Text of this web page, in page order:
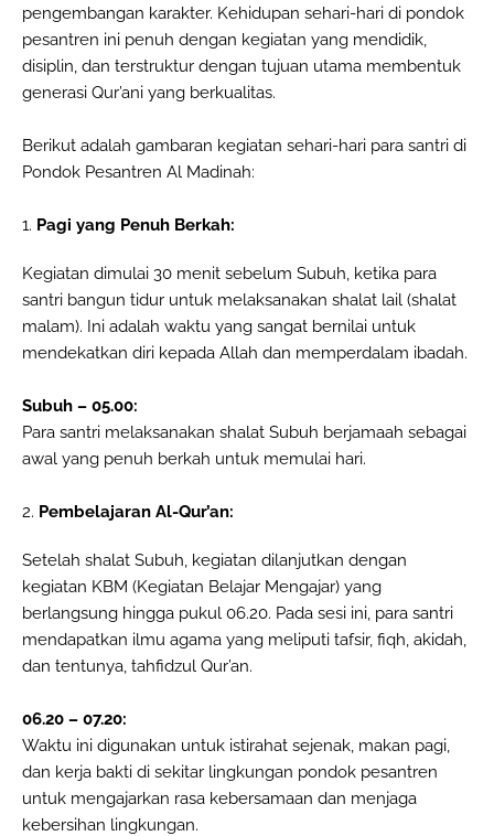
pengembangan karakter. Kehidupan sehari-hari di pondok
pesantren ini penuh dengan kegiatan yang mendidik,
disiplin, dan terstruktur dengan tujuan utama membentuk
generasi Qur’ani yang berkualitas.
Berikut adalah gambaran kegiatan sehari-hari para santri di
Pondok Pesantren Al Madinah:
1. Pagi yang Penuh Berkah:
Kegiatan dimulai 30 menit sebelum Subuh, ketika para
santri bangun tidur untuk melaksanakan shalat lail (shalat
malam). Ini adalah waktu yang sangat bernilai untuk
mendekatkan diri kepada Allah dan memperdalam ibadah.
Subuh – 05.00:
Para santri melaksanakan shalat Subuh berjamaah sebagai
awal yang penuh berkah untuk memulai hari.
2. Pembelajaran Al-Qur’an:
Setelah shalat Subuh, kegiatan dilanjutkan dengan
kegiatan KBM (Kegiatan Belajar Mengajar) yang
berlangsung hingga pukul 06.20. Pada sesi ini, para santri
mendapatkan ilmu agama yang meliputi tafsir, fiqh, akidah,
dan tentunya, tahfidzul Qur’an.
06.20 – 07.20:
Waktu ini digunakan untuk istirahat sejenak, makan pagi,
dan kerja bakti di sekitar lingkungan pondok pesantren
untuk mengajarkan rasa kebersamaan dan menjaga
kebersihan lingkungan.